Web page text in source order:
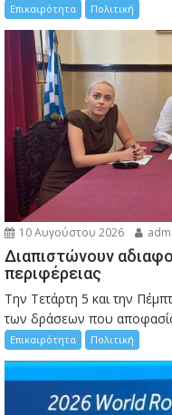
Επικαιρότητα Πολιτική
10 Αυγούστου 2026
Διαπιστώνουν
περιφέρειας
Την Τετάρτη 5 και την
των δράσεων που
Επικαιρότητα Πολιτική